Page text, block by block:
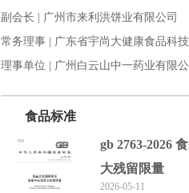
副会长 | 广州市来利洪饼业有限公司
常务理事 | 广东省宇尚大健康食品科
理事单位 | 广州白云山中一药业有限公
食品标准
gb 2763-2026
大残留限量
2026-05-11